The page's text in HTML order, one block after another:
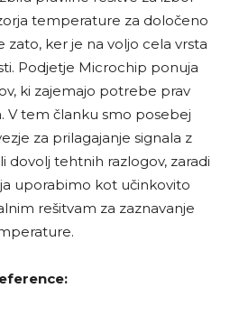
temperature za določeno
zato, ker je na voljo cela vrsta
Podjetje Microchip ponuja
ki zajemajo potrebe prav
V tem članku smo posebej
za prilagajanje signala z
dovolj tehtnih razlogov, zaradi
uporabimo kot učinkovito
rešitvam za zaznavanje